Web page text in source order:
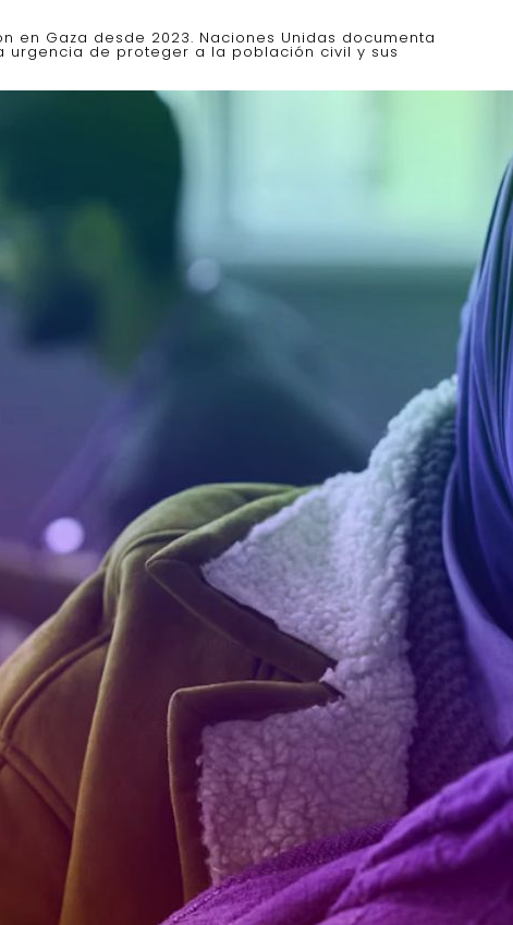
en Gaza desde 2023. Naciones Unidas documenta
de proteger a la población civil y sus